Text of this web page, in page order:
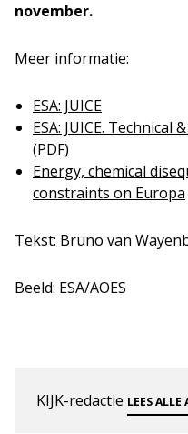
november.
Meer informatie:
ESA: JUICE
ESA: JUICE.
(PDF)
Energy, chemical
constraints on Europa
Tekst: Bruno van
Beeld: ESA/AOES
KIJK-redactie LEES ALLE